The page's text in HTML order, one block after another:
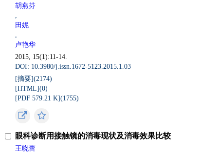
胡燕芬
,
田妮
,
卢艳华
2015, 15(1):11-14.
DOI: 10.3980/j.issn.1672-5123.2015.1.03
[摘要](2174)
[HTML](0)
[PDF 579.21 K](1755)
眼科诊断用接触镜的消毒现状及消毒效果比较
王晓蕾